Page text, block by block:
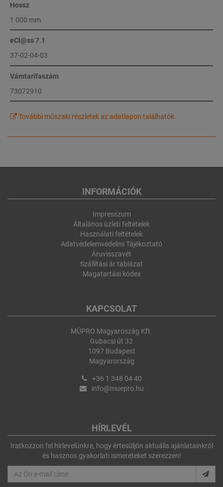
Hossz
1 000 mm
eCl@ss 7.1
37-02-04-03
Vámtarifaszám
73072910
További műszaki részletek az adatlapon találhatók.
INFORMÁCIÓK
Impresszum
Általános üzleti feltételek
Használati feltételek
Adatvédelemvédelmi Tájékoztató
Áruvisszavét
Szállítási ár táblázat
Magatartási kódex
KAPCSOLAT
MÜPRO Magyaroszág Kft.
Gubacsi út 32
1097 Budapest
Magyarország
+36 1 348 04 40
info@muepro.hu
HÍRLEVÉL
Iratkozzon fel hírlevelünkre, hogy értesüljön aktuális ajánlatainkról
és hasznos gyakorlati ismereteket szerezzen!